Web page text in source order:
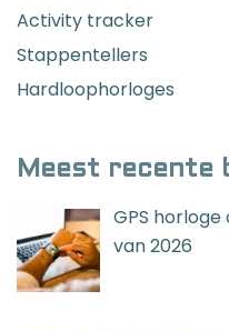
Activity tracker
Stappentellers
Hardloophorloges
Meest recente
GPS
van 2026